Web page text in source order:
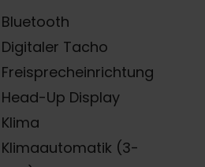
Bluetooth
Digitaler Tacho
Freisprecheinrichtung
Head-Up Display
Klima
Klimaautomatik (3-